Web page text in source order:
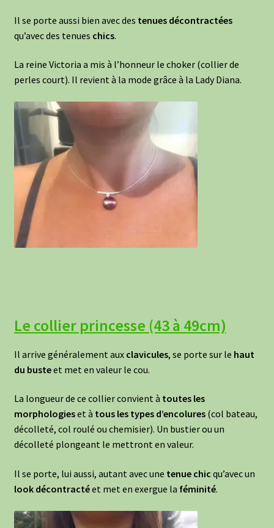
Il se porte aussi bien avec des tenues décontractées
qu’avec des tenues chics.
La reine Victoria a mis à l’honneur le choker (collier de
perles court). Il revient à la mode grâce à la Lady Diana.
Le collier princesse (43 à 49cm)
Il arrive généralement aux clavicules, se porte sur le haut
du busteet met en valeur le cou.
La longueur de ce collier convient à toutes les
morphologieset à tous les types d’encolures(col bateau,
décolleté, col roulé ou chemisier). Un bustier ou un
décolleté plongeant le mettront en valeur.
Il se porte, lui aussi, autant avec une tenue chic qu’avec un
look décontractéet met en exergue la féminité.